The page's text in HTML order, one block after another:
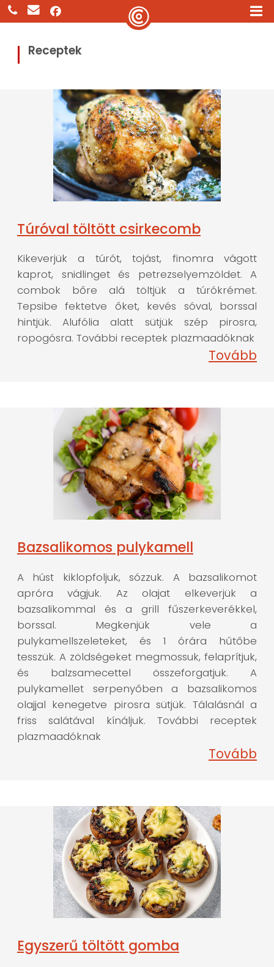
Receptek
Túróval töltött csirkecomb
Kikeverjük a túrót, tojást, finomra vágott
kaprot, snidlinget és petrezselyemzöldet. A
combok bőre alá töltjük a túrókrémet.
Tepsibe fektetve őket, kevés sóval, borssal
hintjük. Alufólia alatt sütjük szép pirosra,
ropogósra. További receptek plazmaadóknak
Tovább
Bazsalikomos pulykamell
A húst kiklopfoljuk, sózzuk. A bazsalikomot
apróra vágjuk. Az olajat elkeverjük a
bazsalikommal és a grill fűszerkeverékkel,
borssal. Megkenjük vele a
pulykamellszeleteket, és 1 órára hűtőbe
tesszük. A zöldségeket megmossuk, felaprítjuk,
és balzsamecettel összeforgatjuk. A
pulykamellet serpenyőben a bazsalikomos
olajjal kenegetve pirosra sütjük. Tálalásnál a
friss salátával kínáljuk. További receptek
plazmaadóknak
Tovább
Egyszerű töltött gomba